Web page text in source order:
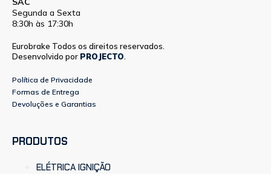
Segunda a Sexta
8:30h às 17:30h
Eurobrake Todos os direitos reservados.
Desenvolvido por PROJECTO
Política de Privacidade
Formas de Entrega
Devoluções e Garantias
PRODUTOS
ELÉTRICA IGNIÇÃO